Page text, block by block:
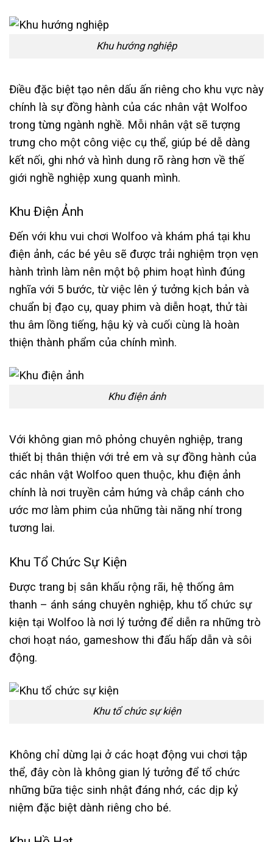
Khu hướng nghiệp
Điều đặc biệt tạo nên dấu ấn riêng cho khu vực này
chính là sự đồng hành của các nhân vật Wolfoo
trong từng ngành nghề. Mỗi nhân vật sẽ tượng
trưng cho một công việc cụ thể, giúp bé dễ dàng
kết nối, ghi nhớ và hình dung rõ ràng hơn về thế
giới nghề nghiệp xung quanh mình.
Khu Điện Ảnh
Đến với khu vui chơi Wolfoo và khám phá tại khu
điện ảnh, các bé yêu sẽ được trải nghiệm trọn vẹn
hành trình làm nên một bộ phim hoạt hình đúng
nghĩa với 5 bước, từ việc lên ý tưởng kịch bản và
chuẩn bị đạo cụ, quay phim và diễn hoạt, thử tài
thu âm lồng tiếng, hậu kỳ và cuối cùng là hoàn
thiện thành phẩm của chính mình.
Khu điện ảnh
Với không gian mô phỏng chuyên nghiệp, trang
thiết bị thân thiện với trẻ em và sự đồng hành của
các nhân vật Wolfoo quen thuộc, khu điện ảnh
chính là nơi truyền cảm hứng và chắp cánh cho
ước mơ làm phim của những tài năng nhí trong
tương lai.
Khu Tổ Chức Sự Kiện
Được trang bị sân khấu rộng rãi, hệ thống âm
thanh – ánh sáng chuyên nghiệp, khu tổ chức sự
kiện tại Wolfoo là nơi lý tưởng để diễn ra những trò
chơi hoạt náo, gameshow thi đấu hấp dẫn và sôi
động.
Khu tổ chức sự kiện
Không chỉ dừng lại ở các hoạt động vui chơi tập
thể, đây còn là không gian lý tưởng để tổ chức
những bữa tiệc sinh nhật đáng nhớ, các dịp kỷ
niệm đặc biệt dành riêng cho bé.